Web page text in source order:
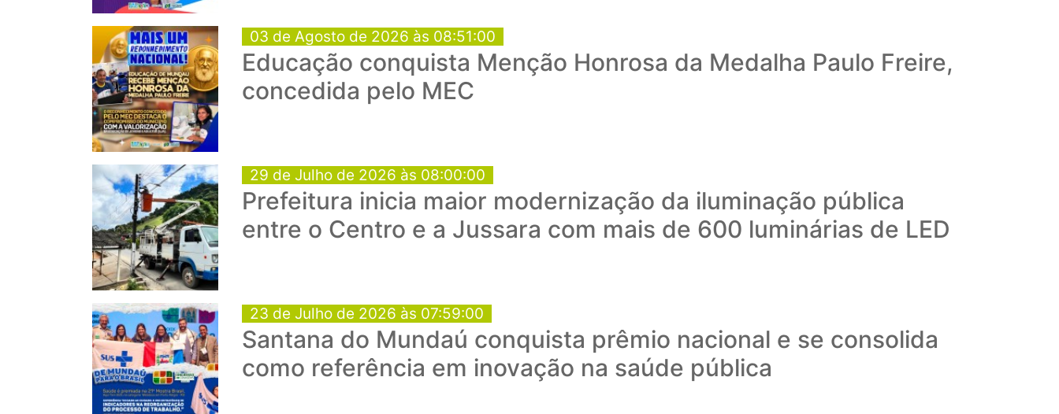
03 de Agosto de 2026 às 08:51:00
Educação conquista Menção Honrosa da Medalha Paulo Freire,
concedida pelo MEC
29 de Julho de 2026 às 08:00:00
Prefeitura inicia maior modernização da iluminação pública
entre o Centro e a Jussara com mais de 600 luminárias de LED
23 de Julho de 2026 às 07:59:00
Santana do Mundaú conquista prêmio nacional e se consolida
como referência em inovação na saúde pública